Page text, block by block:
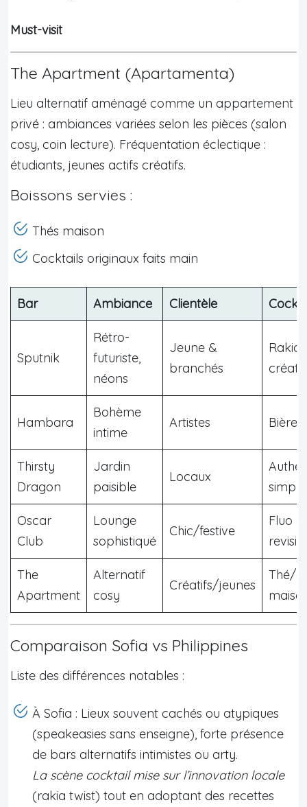
Must-visit
The Apartment (Apartamenta)
Lieu alternatif aménagé comme un appartement
privé : ambiances variées selon les pièces (salon
cosy, coin lecture). Fréquentation éclectique :
étudiants, jeunes actifs créatifs.
Boissons servies :
Thés maison
Cocktails originaux faits main
Bar Ambiance Clientèle
Sputnik
Rétro-
futuriste,
néons
Jeune &
branchés
Rakia
Hambara
Bohème
intime
Artistes
Thirsty
Dragon
Jardin
paisible
Locaux
Oscar
Club
Lounge
sophistiqué
Chic/festive
Fluo
The
Apartment
Alternatif
cosy
Créatifs/jeunes
Thé/
Comparaison Sofia vs Philippines
Liste des différences notables :
À Sofia : Lieux souvent cachés ou atypiques
(speakeasies sans enseigne), forte présence
de bars alternatifs intimistes ou arty.
La scène cocktail mise sur l’innovation locale
(rakia twist) tout en adoptant des recettes